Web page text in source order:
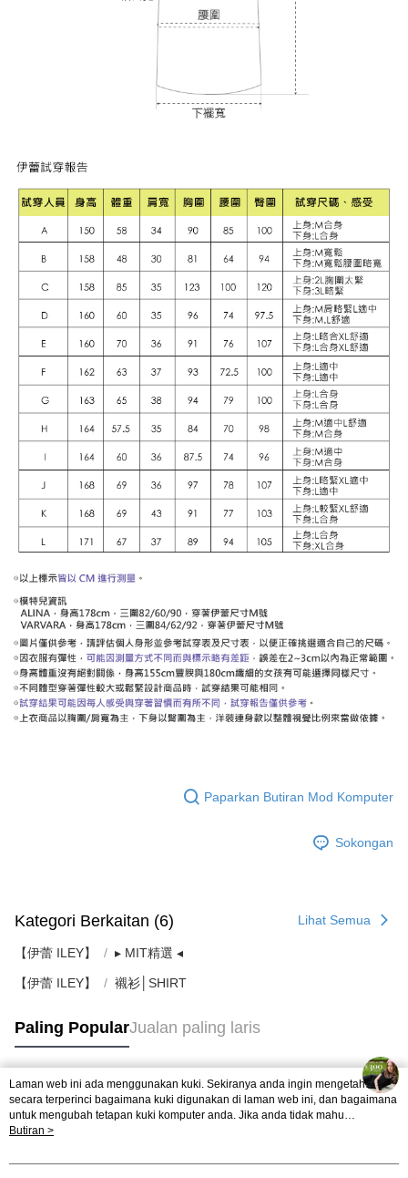
Paparkan Butiran Mod Komputer
Sokongan
Kategori Berkaitan (6) Lihat Semua
【伊蕾 ILEY】 ▸ MIT精選 ◂
【伊蕾 ILEY】 襯衫│SHIRT
Paling PopularJualan paling laris
Tag Popular
Laman web ini ada menggunakan kuki. Sekiranya anda ingin mengetahui
secara terperinci bagaimana kuki digunakan di laman web ini, dan bagaimana
untuk mengubah tetapan kuki komputer anda. Jika anda tidak mahu
menggunakan kuki di komputer anda, sila rujuk penerangan mengenai kuki.
mengetahui secara terperinci bagaimana kuki digunakan di laman web ini,
Butiran >